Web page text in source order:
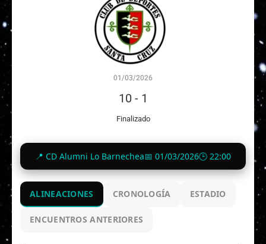
01/03/2026
10 - 1
Finalizado
📍 CD Alumni Lo Barnechea📅 01/03/2026🕒 22:00
ALINEACIONES CRONOLOGÍA ESTADIO
ENCUENTROS ANTERIORES